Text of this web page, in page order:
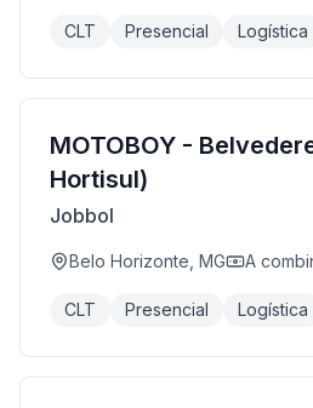
CLT Presencial Logística
MOTOBOY -
Hortisul)
Jobbol
Belo Horizonte, MG A
CLT Presencial Logística